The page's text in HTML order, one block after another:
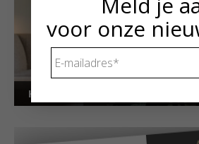
Kunstuitleen voor particulieren
voor onze
mailadres *